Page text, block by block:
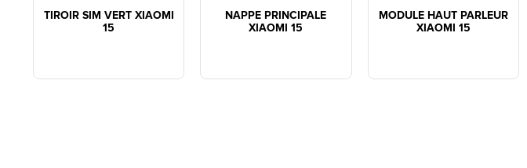
TIROIR SIM VERT XIAOMI
15
NAPPE PRINCIPALE
XIAOMI 15
MODULE HAUT PARLEUR
XIAOMI 15